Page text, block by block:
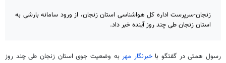
زنجان-سرپرست اداره کل هواشناسی استان زنجان، از ورود سامانه بارشی به
استان زنجان طی چند روز آینده خبر داد.
رسول همتی در گفتگو باخبرنگار مهربه وضعیت جوی استان زنجان طی چند روز